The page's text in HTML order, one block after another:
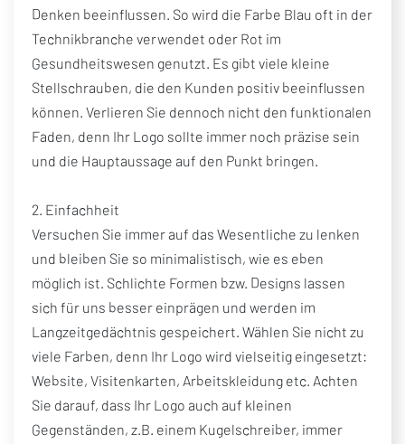
Denken beeinflussen. So wird die Farbe Blau oft in der
Technikbranche verwendet oder Rot im
Gesundheitswesen genutzt. Es gibt viele kleine
Stellschrauben, die den Kunden positiv beeinflussen
können. Verlieren Sie dennoch nicht den funktionalen
Faden, denn Ihr Logo sollte immer noch präzise sein
und die Hauptaussage auf den Punkt bringen.
2. Einfachheit
Versuchen Sie immer auf das Wesentliche zu lenken
und bleiben Sie so minimalistisch, wie es eben
möglich ist. Schlichte Formen bzw. Designs lassen
sich für uns besser einprägen und werden im
Langzeitgedächtnis gespeichert. Wählen Sie nicht zu
viele Farben, denn Ihr Logo wird vielseitig eingesetzt:
Website, Visitenkarten, Arbeitskleidung etc. Achten
Sie darauf, dass Ihr Logo auch auf kleinen
Gegenständen, z.B. einem Kugelschreiber, immer